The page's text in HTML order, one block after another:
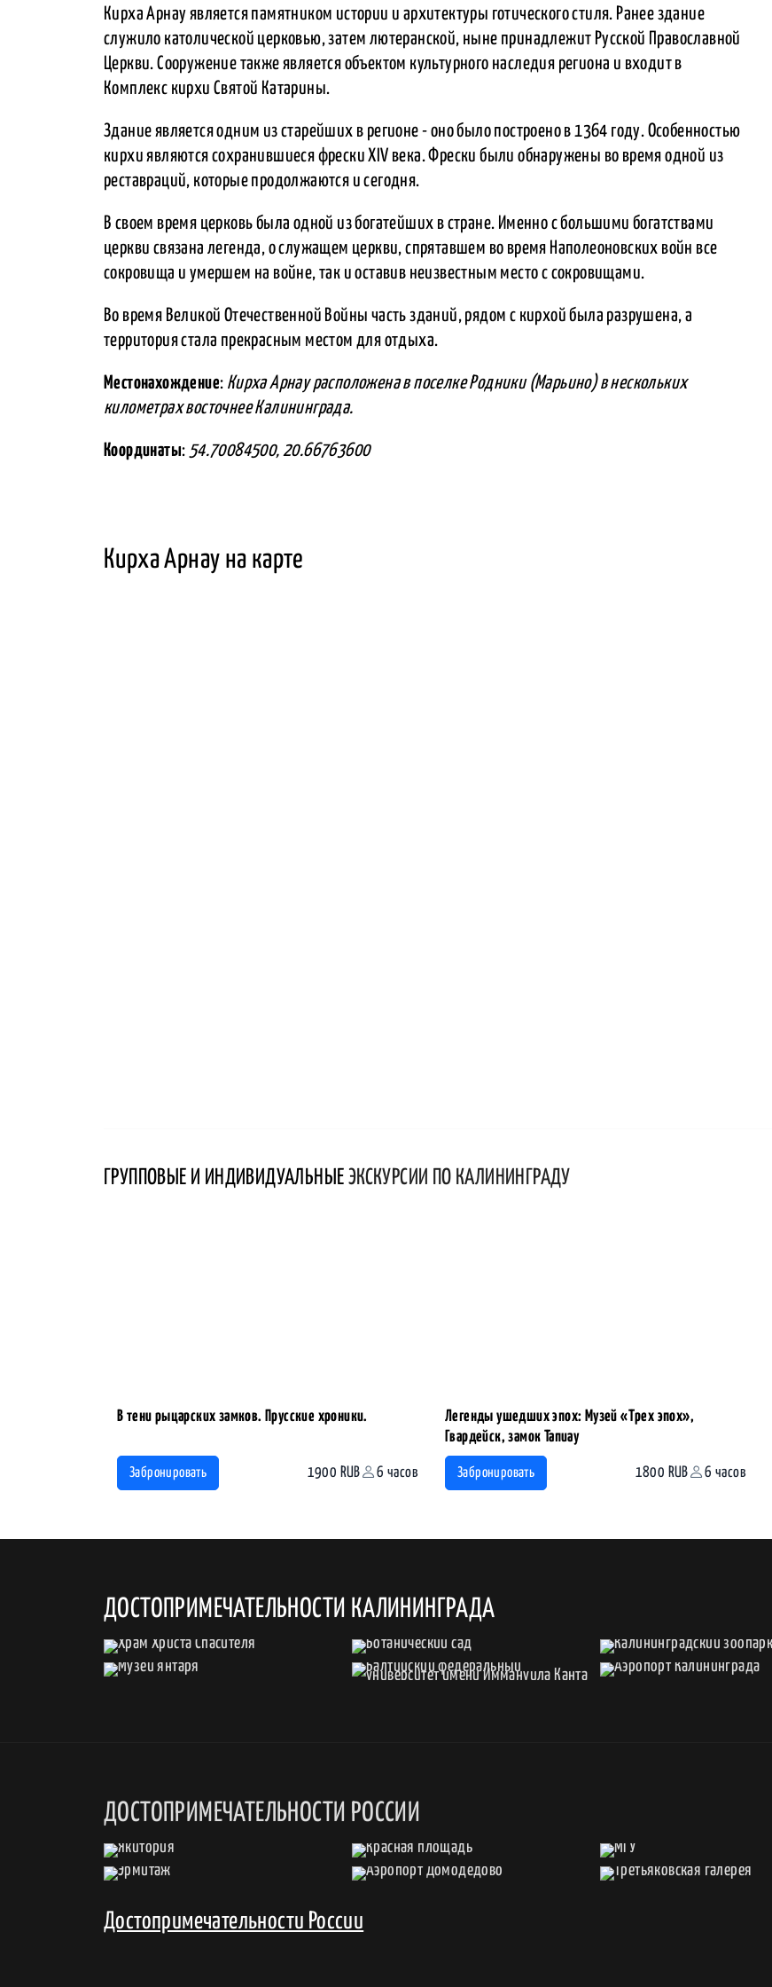
Кирха Арнау является памятником истории и архитектуры готического стиля. Ранее здание
служило католической церковью, затем лютеранской, ныне принадлежит Русской Православной
Церкви. Сооружение также является объектом культурного наследия региона и входит в
Комплекс кирхи Святой Катарины.
Здание является одним из старейших в регионе - оно было построено в 1364 году. Особенностью
кирхи являются сохранившиеся фрески XIV века. Фрески были обнаружены во время одной из
реставраций, которые продолжаются и сегодня.
В своем время церковь была одной из богатейших в стране. Именно с большими богатствами
церкви связана легенда, о служащем церкви, спрятавшем во время Наполеоновских войн все
сокровища и умершем на войне, так и оставив неизвестным место с сокровищами.
Во время Великой Отечественной Войны часть зданий, рядом с кирхой была разрушена, а
территория стала прекрасным местом для отдыха.
Местонахождение: Кирха Арнау расположена в поселке Родники (Марьино) в нескольких
километрах восточнее Калининграда.
Координаты: 54.70084500, 20.66763600
Кирха Арнау на карте
ГРУППОВЫЕ И ИНДИВИДУАЛЬНЫЕ ЭКСКУРСИИ ПО КАЛИНИНГРАДУ
В тени рыцарских замков. Прусские хроники.
Забронировать 1900 RUB 6 часов
Легенды ушедших эпох: Музей «Трех эпох»,
Гвардейск, замок Тапиау
Забронировать 1800 RUB 6 часов
ДОСТОПРИМЕЧАТЕЛЬНОСТИ КАЛИНИНГРАДА
ДОСТОПРИМЕЧАТЕЛЬНОСТИ РОССИИ
Достопримечательности России